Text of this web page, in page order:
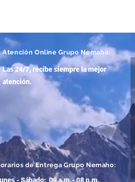
Atención Online Grupo Nemaho:
Las 24/7, recibe siempre la mejor
atención.
de Entrega Grupo Nemaho:
- Sábado: 09 a.m.- 08 p.m.